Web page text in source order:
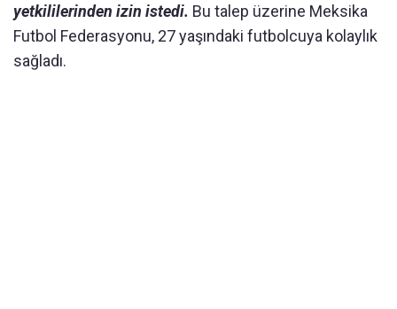
yetkililerinden izin istedi. Bu talep üzerine Meksika
Futbol Federasyonu, 27 yaşındaki futbolcuya kolaylık
sağladı.